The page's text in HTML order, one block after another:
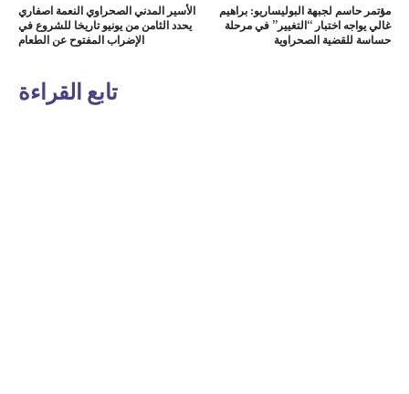
الأسير المدني الصحراوي النعمة اصفاري
يحدد الثامن من يونيو تاريخا للشروع في
الإضراب المفتوح عن الطعام
مؤتمر حاسم لجبهة البوليساريو: براهيم
غالي يواجه اختبار “التغيير” في مرحلة
حساسة للقضية الصحراوية
تابع القراءة